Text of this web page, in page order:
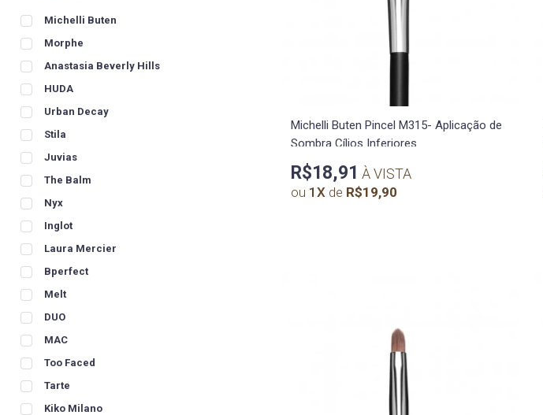
Michelli Buten
Morphe
Anastasia Beverly Hills
HUDA
Urban Decay
Stila
Juvias
The Balm
Nyx
Inglot
Laura Mercier
Bperfect
Melt
DUO
MAC
Too Faced
Tarte
Kiko Milano
Michelli Buten Pincel M315- Aplicação de
Sombra Cílios Inferiores
R$18,91 À VISTA
ou 1 Xde R$19,90